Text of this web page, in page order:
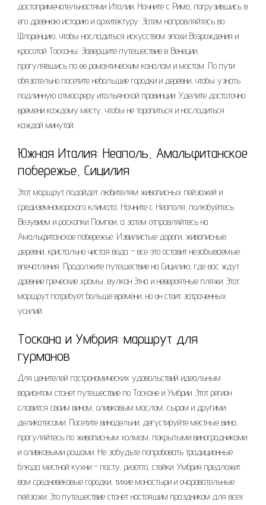
достопримечательностями Италии. Начните с Рима, погрузившись в
его древнюю историю и архитектуру. Затем направляйтесь во
Флоренцию, чтобы насладиться искусством эпохи Возрождения и
красотой Тосканы. Завершите путешествие в Венеции,
прогулявшись по ее романтическим каналам и мостам. По пути
обязательно посетите небольшие городки и деревни, чтобы узнать
подлинную атмосферу итальянской провинции. Уделите достаточно
времени каждому месту, чтобы не торопиться и насладиться
каждой минутой.
Южная Италия: Неаполь, Амальфитанское
побережье, Сицилия
Этот маршрут подойдет любителям живописных пейзажей и
средиземноморского климата. Начните с Неаполя, полюбуйтесь
Везувием и раскопки Помпеи, а затем отправляйтесь на
Амальфитанское побережье. Извилистые дороги, живописные
деревни, кристально чистая вода – все это оставит незабываемые
впечатления. Продолжите путешествие на Сицилию, где вас ждут
древние греческие храмы, вулкан Этна и невероятные пляжи. Этот
маршрут потребует больше времени, но он стоит затраченных
усилий.
Тоскана и Умбрия: маршрут для
гурманов
Для ценителей гастрономических удовольствий идеальным
вариантом станет путешествие по Тоскане и Умбрии. Этот регион
славится своим вином, оливковым маслом, сыром и другими
деликатесами. Посетите винодельни, дегустируйте местные вина,
прогуляйтесь по живописным холмам, покрытыми виноградниками
и оливковыми рощами. Не забудьте попробовать традиционные
блюда местной кухни – пасту, ризотто, стейки. Умбрия предложит
вам средневековые городки, тихие монастыри и очаровательные
пейзажи. Это путешествие станет настоящим праздником для всех